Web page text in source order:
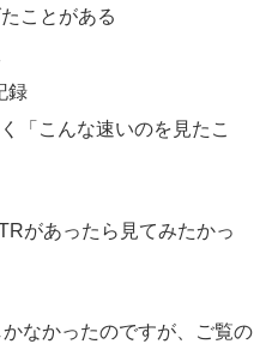
ことがある
録
「こんな速いのを見たこ
があったら見てみたかっ
なかったのですが、ご覧の